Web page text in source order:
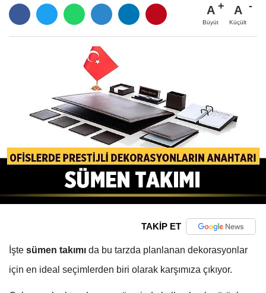
A
Büyüt
A
Küçült
TAKİP ET
İşte sümen takımı da bu tarzda planlanan dekorasyonlar
için en ideal seçimlerden biri olarak karşımıza çıkıyor.